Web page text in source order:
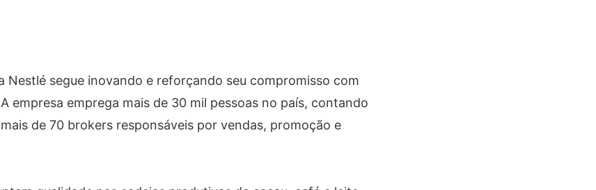
Nestlé segue inovando e reforçando seu compromisso com
empresa emprega mais de 30 mil pessoas no país, contando
de 70 brokers responsáveis por vendas, promoção e